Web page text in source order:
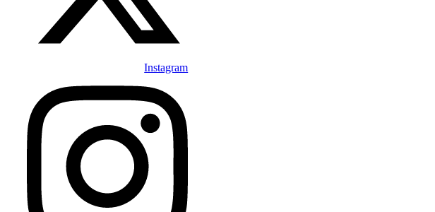
Instagram